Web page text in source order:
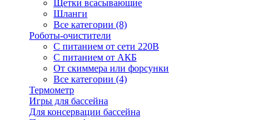
Щетки всасывающие
Шланги
Все категории (8)
Роботы-очистители
С питанием от сети 220В
С питанием от АКБ
От скиммера или форсунки
Все категории (4)
Термометр
Игры для бассейна
Для консервации бассейна